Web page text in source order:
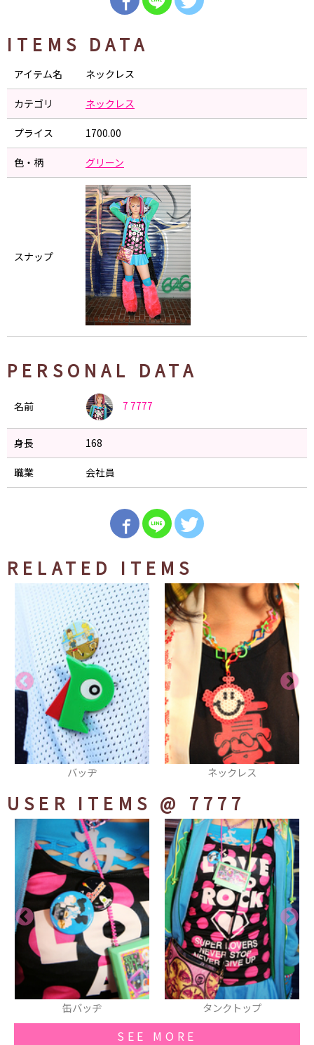
ITEMS DATA
アイテム名 ネックレス
カテゴリ ネックレス
プライス 1700.00
色・柄 グリーン
スナップ
PERSONAL DATA
名前 7 7777
身長 168
職業 会社員
RELATED ITEMS
ネックレス 厚底スニーカー
USER ITEMS @ 7777
タンクトップ リング
SEE MORE